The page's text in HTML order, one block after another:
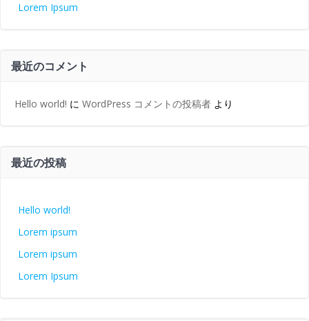
Lorem Ipsum
最近のコメント
Hello world! に WordPress コメントの投稿者 より
最近の投稿
Hello world!
Lorem ipsum
Lorem ipsum
Lorem Ipsum